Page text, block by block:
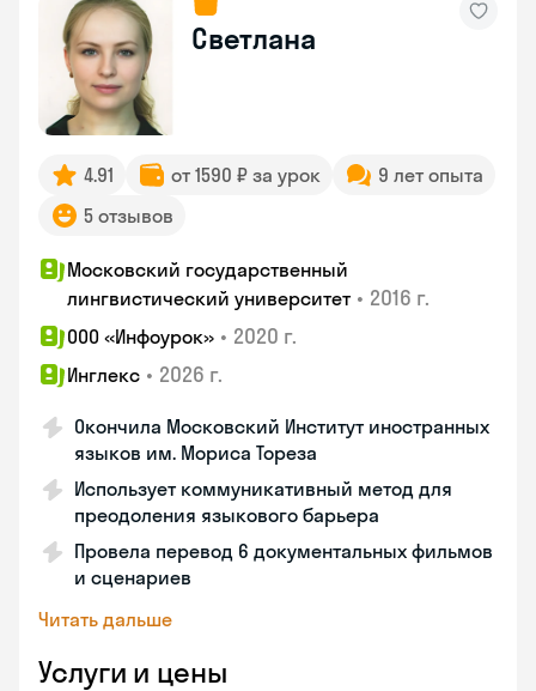
Светлана
4.91 от 1590 ₽ за урок
9 лет опыта
5 отзывов
Московский государственный
лингвистический университет • 2016 г.
ООО «Инфоурок» • 2020 г.
Инглекс • 2026 г.
Окончила Московский Институт иностранных
языков им. Мориса Тореза
Использует коммуникативный метод для
преодоления языкового барьера
Провела перевод 6 документальных фильмов
и сценариев
Читать дальше
Услуги и цены